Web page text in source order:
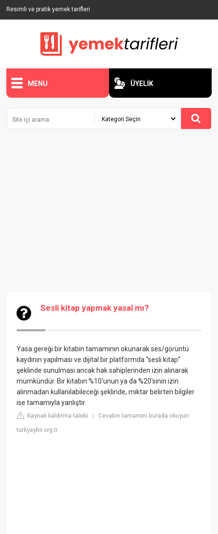
Resimli ve pratik yemek tarifleri
MENU ÜYELİK
Sesli kitap yapmak yasal mı?
Yasa gereği bir kitabın tamamının okunarak ses/görüntü
kaydının yapılması ve dijital bir platformda “sesli kitap”
şeklinde sunulması ancak hak sahiplerinden izin alınarak
mümkündür. Bir kitabın %10'unun ya da %20'sinin izin
alınmadan kullanılabileceği şeklinde, miktar belirten bilgiler
ise tamamıyla yanlıştır.
Kaynak kaldırma talebi |Cevabın tamamını burada okuyun:
turkyaybir.org.tr